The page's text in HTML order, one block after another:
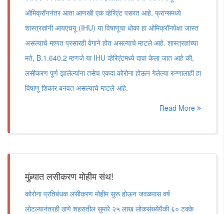
ओमिक्रॉननंतर आता आणखी एक व्हेरिएंट पसरत आहे. फ्रान्समध्ये
शास्त्रज्ञांनी आयएचयू (IHU) या विषाणूचा धोका हा ओमिक्रॉनपेक्षा जास्त
असल्याचे म्हणत प्रसारही वेगाने होत असल्याचे म्हटले आहे. शास्त्रज्ञांच्या
मते, B.1.640.2 म्हणजे या IHU व्हेरिएंटमध्ये दावा केला जात आहे की,
लसीकरण पूर्ण झालेल्यांना तसेच एकदा कोरोना होऊन गेलेल्या रुग्णालाही हा
विषाणू शिकार बनवत असल्याचे म्हटले आहे.
Read More
मुंब्र्यात लसीकरण मोहीम संथ!
कोरोना प्रतिबंधक लसीकरण मोहीम सुरू होऊन जवळपास वर्ष
लोटल्यानंतरही ठाणे शहरातील सुमारे २५ लाख लोकसंख्येपैकी ६० टक्के